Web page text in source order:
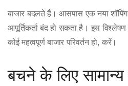
बाजार बदलते हैं। आसपास एक नया
आपूर्तिकर्ता बंद हो सकता है। इस विश्लेषण
कोई महत्वपूर्ण बाजार परिवर्तन हो, करें।
बचने के लिए